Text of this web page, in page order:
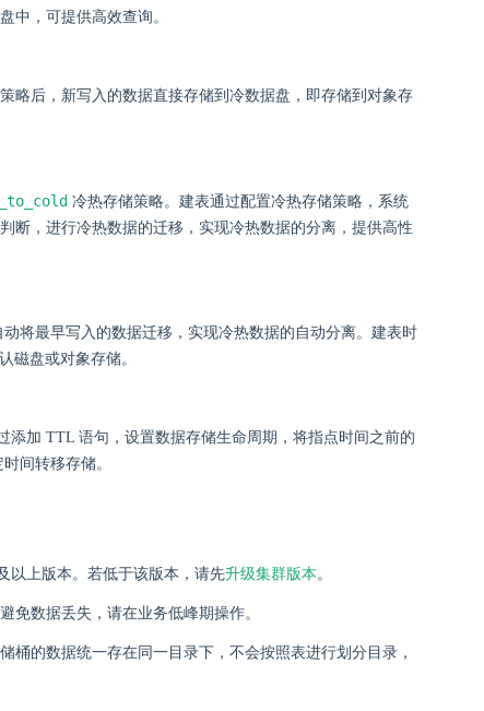
中，可提供高效查询。
略后，新写入的数据直接存储到冷数据盘，即存储到对象存
冷热存储策略。建表通过配置冷热存储策略，系统
断，进行冷热数据的迁移，实现冷热数据的分离，提供高性
将最早写入的数据迁移，实现冷热数据的自动分离。建表时
磁盘或对象存储。
添加 TTL 语句，设置数据存储生命周期，将指点时间之前的
间转移存储。
以上版本。若低于该版本，请先升级集群版本。
免数据丢失，请在业务低峰期操作。
桶的数据统一存在同一目录下，不会按照表进行划分目录，